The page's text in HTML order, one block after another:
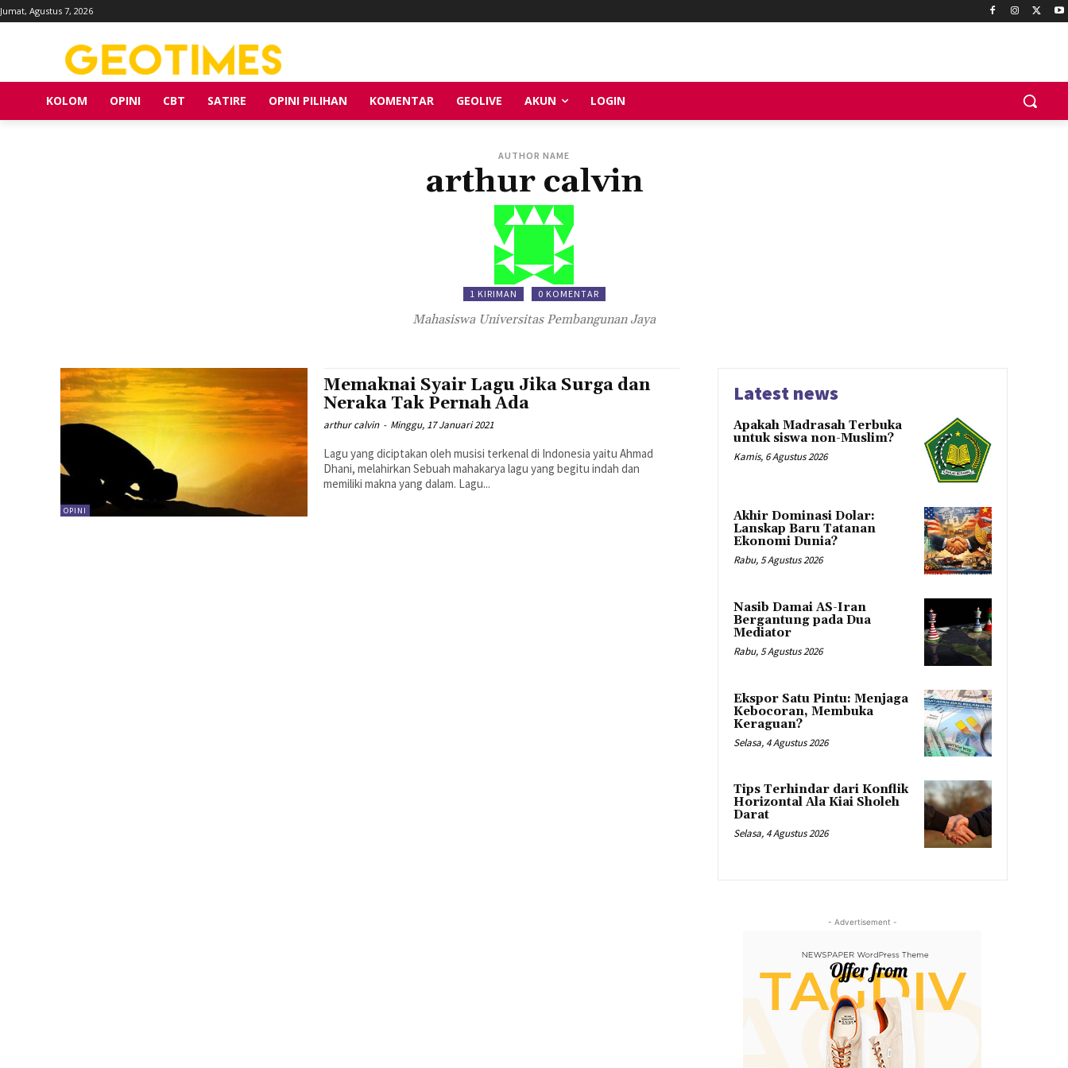
Jumat, Agustus 7, 2026
KOLOM OPINI CBT SATIRE OPINI PILIHAN KOMENTAR GEOLIVE AKUN LOGIN
AUTHOR NAME
arthur calvin
1 KIRIMAN 0 KOMENTAR
Mahasiswa Universitas Pembangunan Jaya
OPINI
Memaknai Syair Lagu Jika Surga dan
Neraka Tak Pernah Ada
arthur calvin - Minggu, 17 Januari 2021
Lagu yang diciptakan oleh musisi terkenal di Indonesia yaitu Ahmad
Dhani, melahirkan Sebuah mahakarya lagu yang begitu indah dan
memiliki makna yang dalam. Lagu...
Latest news
Apakah Madrasah Terbuka
untuk siswa non-Muslim?
Kamis, 6 Agustus 2026
Akhir Dominasi Dolar:
Lanskap Baru Tatanan
Ekonomi Dunia?
Rabu, 5 Agustus 2026
Nasib Damai AS-Iran
Bergantung pada Dua
Mediator
Rabu, 5 Agustus 2026
Ekspor Satu Pintu: Menjaga
Kebocoran, Membuka
Keraguan?
Selasa, 4 Agustus 2026
Tips Terhindar dari Konflik
Horizontal Ala Kiai Sholeh
Darat
Selasa, 4 Agustus 2026
- Advertisement -